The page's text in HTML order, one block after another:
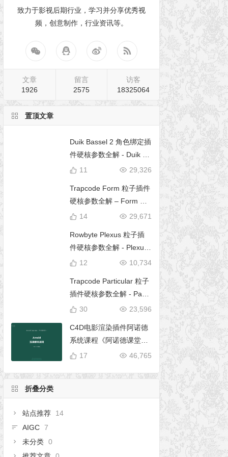
致力于影视后期行业，学习并分享优秀视
频，创意制作，行业资讯等。
文章
1926
留言
2575
访客
18325064
置顶文章
Duik Bassel 2 角色绑定插
件硬核参数全解 - Duik 16
完全使用手册
29,326
11
Trapcode Form 粒子插件
硬核参数全解 – Form 完
全使用手册
29,671
14
Rowbyte Plexus 粒子插
件硬核参数全解 - Plexus
完全使用手册
10,734
12
Trapcode Particular 粒子
插件硬核参数全解 - Parti
cular 5 完全使用手册23,596
30
C4D电影渲染插件阿诺德
系统课程《阿诺德课堂之
玉清境》
46,765
17
折叠分类
站点推荐
14
AIGC 7
未分类 0